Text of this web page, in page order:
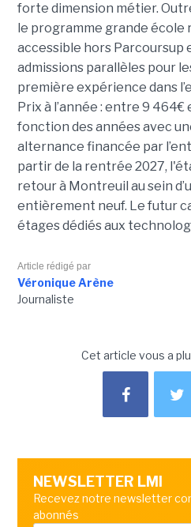
forte dimension métier.
le programme grande
accessible hors Parcoursup
admissions parallèles pour
première expérience dans
Prix à l’année : entre 9 464€
fonction des années avec
alternance financée par
partir de la rentrée 2027,
retour à Montreuil au sein
entièrement neuf. Le futur
étages dédiés aux
Article rédigé par
Véronique Arène
Journaliste
Cet article vous a
NEWSLETTER LMI
Recevez notre newsletter
abonnés